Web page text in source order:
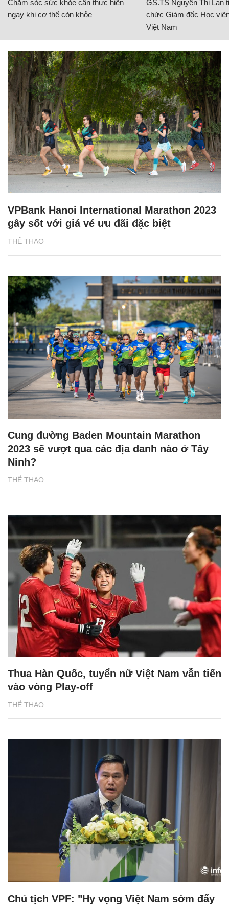
Chăm sóc sức khỏe cần thực hiện
ngay khi cơ thể còn khỏe
GS.TS Nguyễn Thị Lan
chức Giám đốc Học
Việt Nam
THỂ THAO
VPBank Hanoi International Marathon 2023
gây sốt với giá vé ưu đãi đặc biệt
THỂ THAO
Cung đường Baden Mountain Marathon
2023 sẽ vượt qua các địa danh nào ở Tây
Ninh?
THỂ THAO
Thua Hàn Quốc, tuyển nữ Việt Nam vẫn tiến
vào vòng Play-off
Chủ tịch VPF: "Hy vọng Việt Nam sớm đẩy